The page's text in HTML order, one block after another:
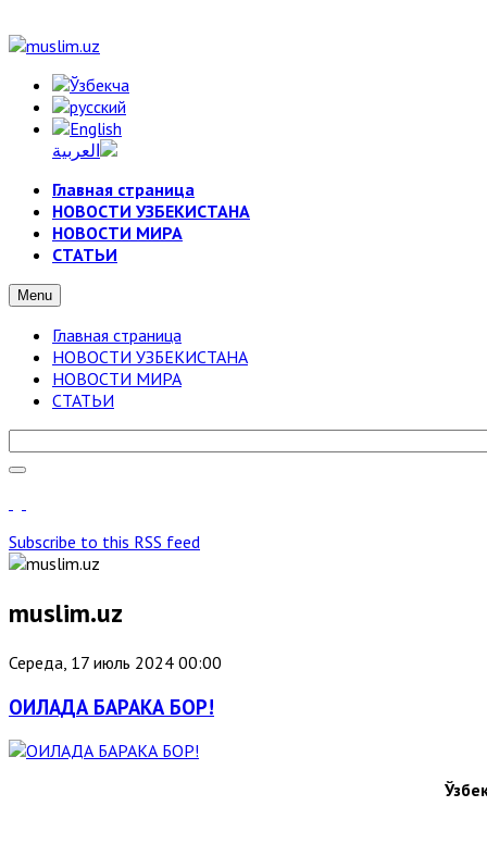
Главная страница
НОВОСТИ УЗБЕКИСТАНА
НОВОСТИ МИРА
СТАТЬИ
Menu
Главная страница
НОВОСТИ УЗБЕКИСТАНА
НОВОСТИ МИРА
СТАТЬИ
Subscribe to this RSS feed
muslim.uz
Середа, 17 июль 2024 00:00
ОИЛАДА БАРАКА БОР!